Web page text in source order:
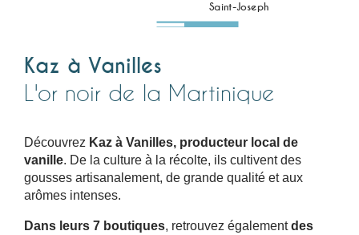
Saint-Joseph
Kaz à Vanilles
L'or noir de la Martinique
Découvrez Kaz à Vanilles, producteur local de
vanille. De la culture à la récolte, ils cultivent des
gousses artisanalement, de grande qualité et aux
arômes intenses.
Dans leurs 7 boutiques, retrouvez égalementdes